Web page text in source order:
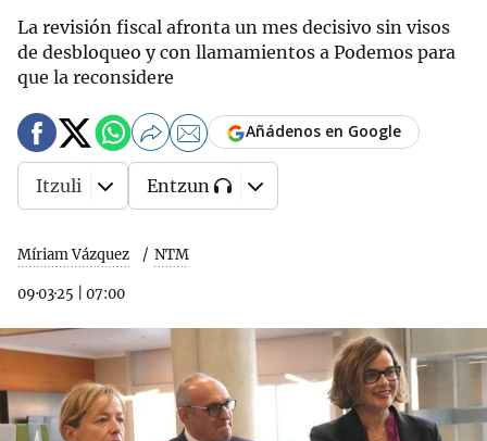
La revisión fiscal afronta un mes decisivo sin visos
de desbloqueo y con llamamientos a Podemos para
que la reconsidere
Míriam Vázquez NTM
09·03·25 07:00
Añádenos en Google
Itzuli Entzun